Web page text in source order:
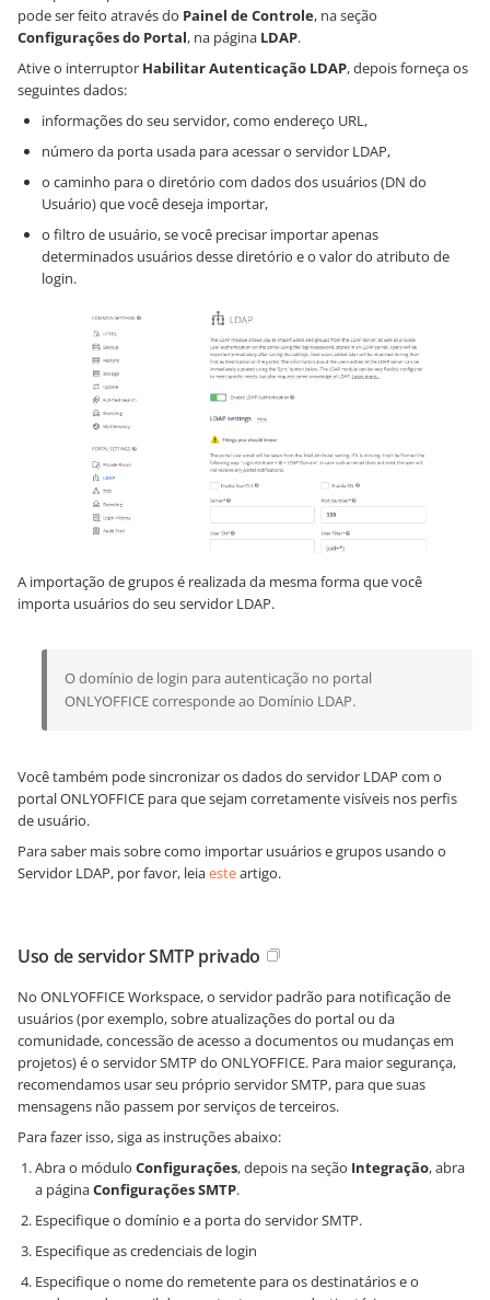
pode ser feito através do Painel de Controle, na seção
Configurações do Portal, na página LDAP.
Ative o interruptor Habilitar Autenticação LDAP, depois forneça os
seguintes dados:
informações do seu servidor, como endereço URL,
número da porta usada para acessar o servidor LDAP,
o caminho para o diretório com dados dos usuários (DN do
Usuário) que você deseja importar,
o filtro de usuário, se você precisar importar apenas
determinados usuários desse diretório e o valor do atributo de
login.
A importação de grupos é realizada da mesma forma que você
importa usuários do seu servidor LDAP.
O domínio de login para autenticação no portal
ONLYOFFICE corresponde ao Domínio LDAP.
Você também pode sincronizar os dados do servidor LDAP com o
portal ONLYOFFICE para que sejam corretamente visíveis nos perfis
de usuário.
Para saber mais sobre como importar usuários e grupos usando o
Servidor LDAP, por favor, leiaesteartigo.
Uso de servidor SMTP privado
No ONLYOFFICE Workspace, o servidor padrão para notificação de
usuários (por exemplo, sobre atualizações do portal ou da
comunidade, concessão de acesso a documentos ou mudanças em
projetos) é o servidor SMTP do ONLYOFFICE. Para maior segurança,
recomendamos usar seu próprio servidor SMTP, para que suas
mensagens não passem por serviços de terceiros.
Para fazer isso, siga as instruções abaixo:
Abra o módulo Configurações, depois na seção Integração, abra
a páginaConfigurações SMTP.
Especifique o domínio e a porta do servidor SMTP.
Especifique as credenciais de login
Especifique o nome do remetente para os destinatários e o